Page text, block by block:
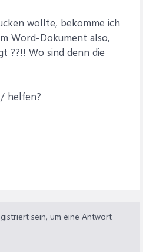
wollte, bekomme ich
Word-Dokument also,
??!! Wo sind denn die
helfen?
sein, um eine Antwort